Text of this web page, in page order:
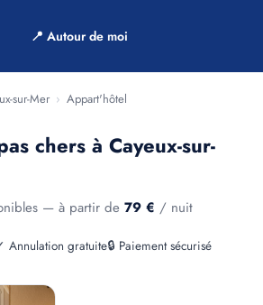
📍 Autour de moi
sur-Mer › Appart'hôtel
chers à Cayeux-sur-
— à partir de 79 € / nuit
Annulation gratuite🔒 Paiement sécurisé